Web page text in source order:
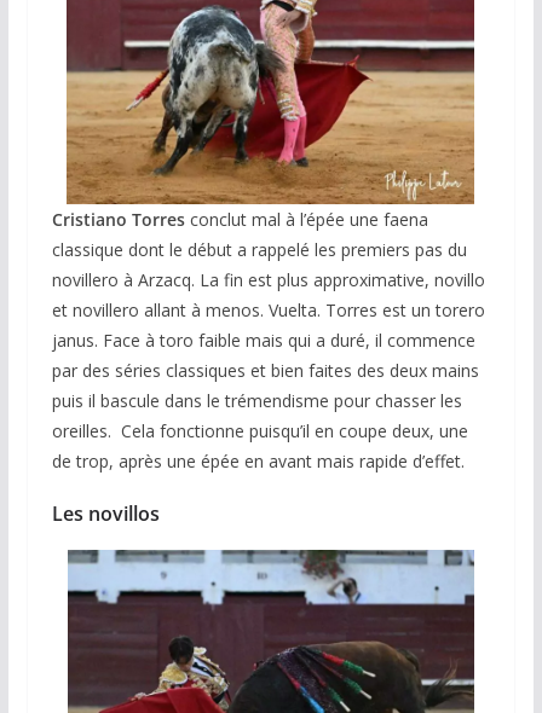
Cristiano Torresconclut mal à l’épée une faena
classique dont le début a rappelé les premiers pas du
novillero à Arzacq. La fin est plus approximative, novillo
et novillero allant à menos. Vuelta. Torres est un torero
janus. Face à toro faible mais qui a duré, il commence
par des séries classiques et bien faites des deux mains
puis il bascule dans le trémendisme pour chasser les
oreilles. Cela fonctionne puisqu’il en coupe deux, une
de trop, après une épée en avant mais rapide d’effet.
Les novillos